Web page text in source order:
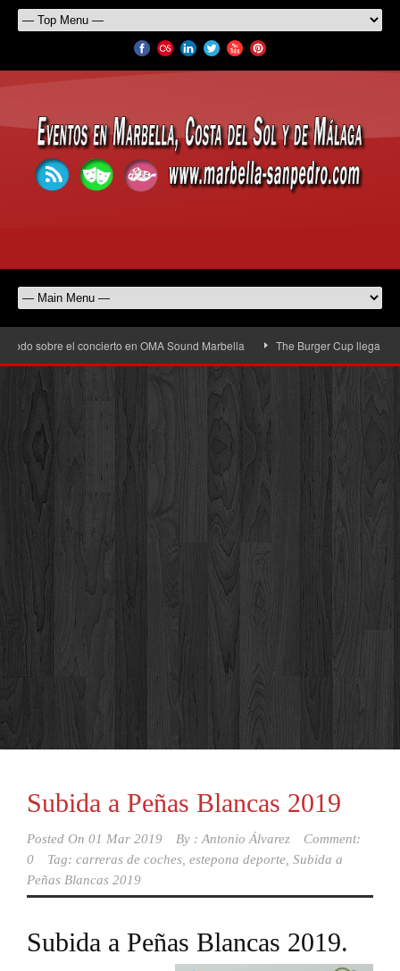
el concierto en OMA Sound Marbella The Burger Cup llega a San
Subida a Peñas Blancas 2019
Posted On 01 Mar 2019 By : Antonio Álvarez
Comment:
0
Tag: carreras de coches estepona deporte Subida a
Peñas Blancas 2019
Subida a Peñas Blancas 2019.